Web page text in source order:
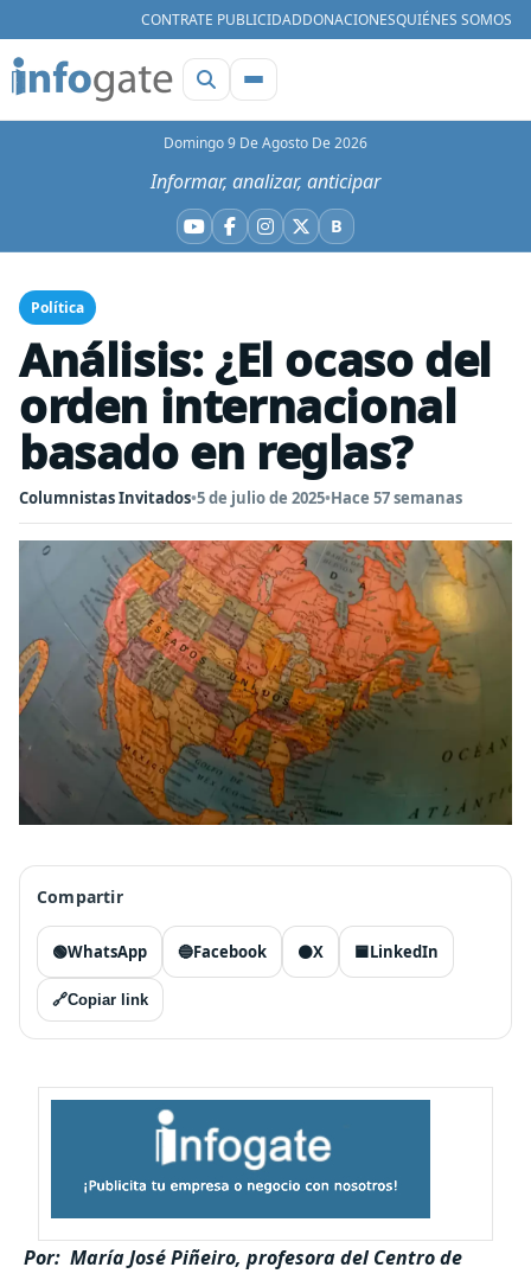
CONTRATE PUBLICIDADDONACIONESQUIÉNES SOMOS
Domingo 9 De Agosto De 2026
Informar, analizar, anticipar
YouTube
Facebook
Instagram
X BBluesky
Política
Análisis: ¿El ocaso del
orden internacional
basado en reglas?
Columnistas Invitados•5 de julio de 2025•Hace 57 semanas
Compartir
🟢WhatsApp 🔵Facebook ⚫X 🟦LinkedIn
🔗Copiar link
Por: María José Piñeiro, profesora del Centro de